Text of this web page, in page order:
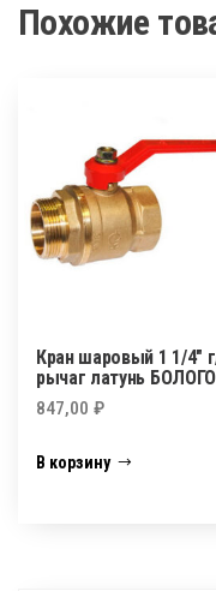
Похожие
Кран шаровый 1 1/4″
рычаг латунь
847,00 ₽
В корзину